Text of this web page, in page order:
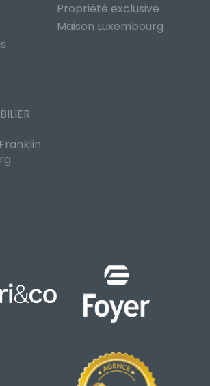
Propriété exclusive
Maison Luxembourg